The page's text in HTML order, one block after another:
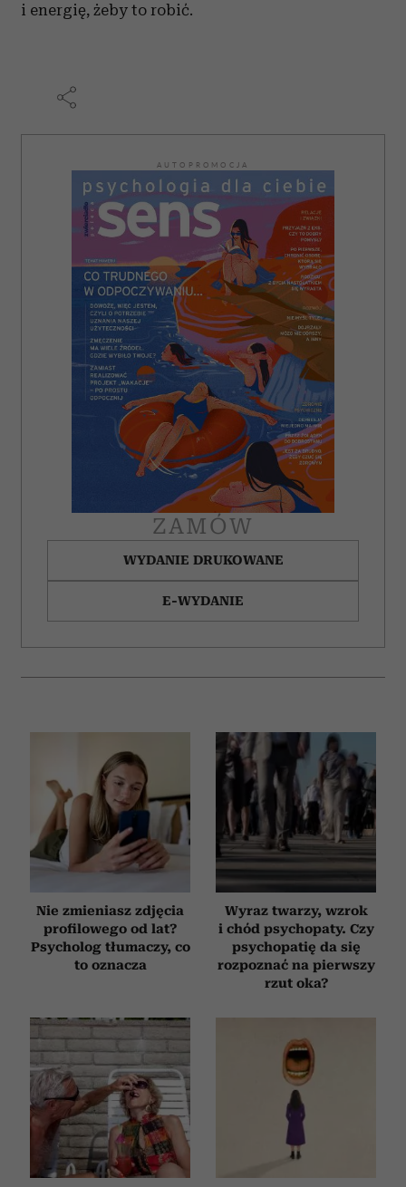
i energię, żeby to robić.
AUTOPROMOCJA
ZAMÓW
WYDANIE DRUKOWANE
E-WYDANIE
Nie zmieniasz zdjęcia
profilowego od lat?
Psycholog tłumaczy, co
to oznacza
Wyraz twarzy, wzrok
i chód psychopaty. Czy
psychopatię da się
rozpoznać na pierwszy
rzut oka?